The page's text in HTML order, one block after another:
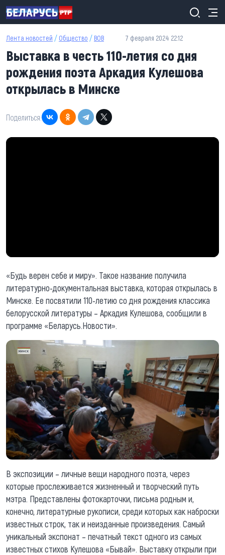
Перейти к основному содержанию
Лента новостей / Общество / ВОВ 7 февраля 2024 22:12
Выставка в честь 110-летия со дня
рождения поэта Аркадия Кулешова
открылась в Минске
Поделиться:
«Будь верен себе и миру». Такое название получила
литературно-документальная выставка, которая открылась в
Минске. Ее посвятили 110-летию со дня рождения классика
белорусской литературы – Аркадия Кулешова, сообщили в
программе «Беларусь.Новости».
В экспозиции – личные вещи народного поэта, через
которые прослеживается жизненный и творческий путь
мэтра. Представлены фотокарточки, письма родным и,
конечно, литературные рукописи, среди которых как наброски
известных строк, так и неизданные произведения. Самый
уникальный экспонат – печатный текст одного из самых
известных стихов Кулешова «Бывай». Выставку открыли при